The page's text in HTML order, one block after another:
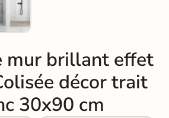
mur brillant effet
décor trait
30x90 cm